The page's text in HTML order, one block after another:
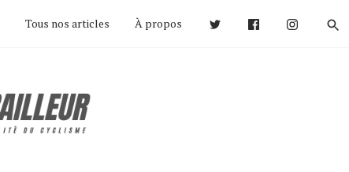
Tous nos articles À propos